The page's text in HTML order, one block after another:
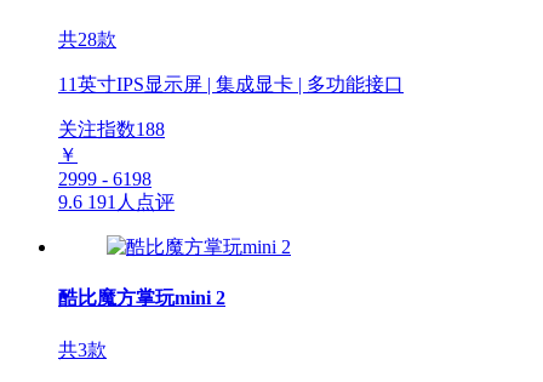
共28款
11英寸IPS显示屏 | 集成显卡 | 多功能接口
关注指数188
￥
2999 - 6198
9.6 191人点评
酷比魔方掌玩mini 2
共3款